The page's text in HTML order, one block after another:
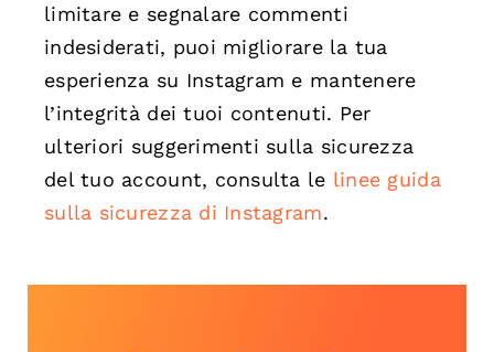
limitare e segnalare commenti
indesiderati, puoi migliorare la tua
esperienza su Instagram e mantenere
l’integrità dei tuoi contenuti. Per
ulteriori suggerimenti sulla sicurezza
del tuo account, consulta le linee guida
sulla sicurezza di Instagram.